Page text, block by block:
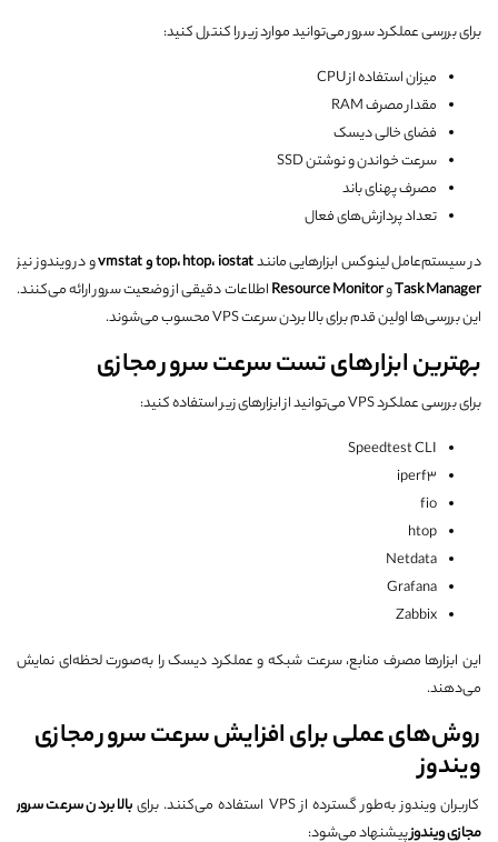
برای بررسی عملکرد سرور می‌توانید موارد زیر را کنترل کنید:
میزان استفاده از CPU
مقدار مصرف RAM
فضای خالی دیسک
سرعت خواندن و نوشتن SSD
مصرف پهنای باند
تعداد پردازش‌های فعال
در سیستم‌عامل لینوکس ابزارهایی مانندtop، htop، iostat و vmstat
و در ویندوز نیز
Task ManagerوResource Monitorاطلاعات دقیقی از وضعیت سرور ارائه می‌کنند.
این بررسی‌ها اولین قدم برای بالا بردن سرعت VPS محسوب می‌شوند.
بهترین ابزارهای تست سرعت سرور مجازی
برای بررسی عملکرد VPS می‌توانید از ابزارهای زیر استفاده کنید:
Speedtest CLI
iperf3
fio
htop
Netdata
Grafana
Zabbix
این ابزارها مصرف منابع، سرعت شبکه و عملکرد دیسک را به‌صورت لحظه‌ای نمایش
می‌دهند.
روش‌های عملی برای افزایش سرعت سرور مجازی
ویندوز
کاربران ویندوز به‌طور گسترده از VPS استفاده می‌کنند. برای
بالا بردن سرعت سرور
مجازی ویندوزپیشنهاد می‌شود: